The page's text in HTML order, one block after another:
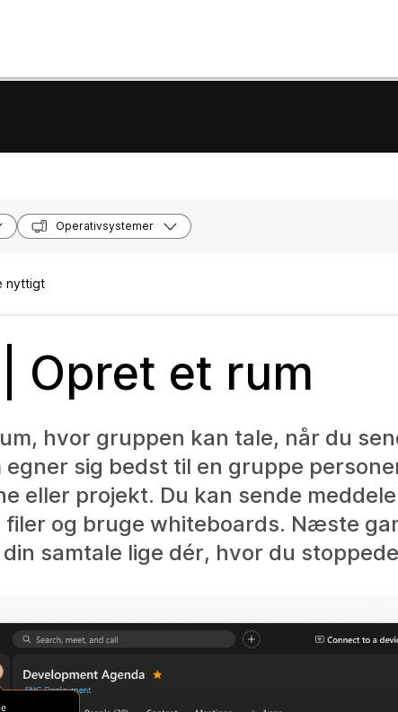
Operativsystemer
nyttigt
Opret et rum
hvor gruppen kan tale, når du
sig bedst til en gruppe
eller projekt. Du kan sende
og bruge whiteboards. Næste
samtale lige dér, hvor du